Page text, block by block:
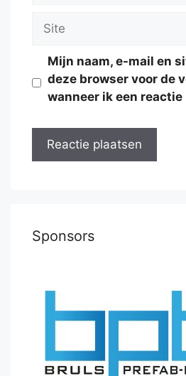
Site
Mijn naam, e-mail en
deze browser voor de
wanneer ik een reactie
Sponsors